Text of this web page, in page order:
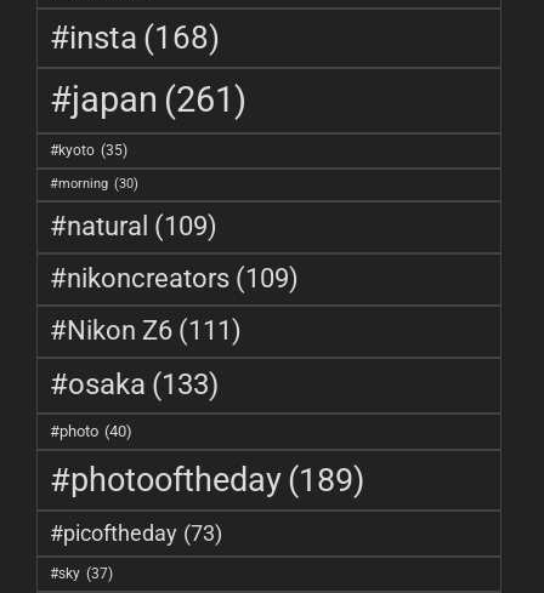
#insta (168)
#japan (261)
#kyoto (35)
#morning (30)
#natural (109)
#nikoncreators (109)
#Nikon Z6 (111)
#osaka (133)
#photo (40)
#photooftheday(189)
#picoftheday (73)
#sky (37)